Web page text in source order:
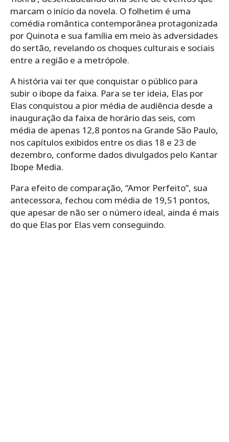
marcam o início da novela. O folhetim é uma
comédia romântica contemporânea protagonizada
por Quinota e sua família em meio às adversidades
do sertão, revelando os choques culturais e sociais
entre a região e a metrópole.
A história vai ter que conquistar o público para
subir o ibope da faixa. Para se ter ideia, Elas por
Elas conquistou a pior média de audiência desde a
inauguração da faixa de horário das seis, com
média de apenas 12,8 pontos na Grande São Paulo,
nos capítulos exibidos entre os dias 18 e 23 de
dezembro, conforme dados divulgados pelo Kantar
Ibope Media.
Para efeito de comparação, “Amor Perfeito”, sua
antecessora, fechou com média de 19,51 pontos,
que apesar de não ser o número ideal, ainda é mais
do que Elas por Elas vem conseguindo.